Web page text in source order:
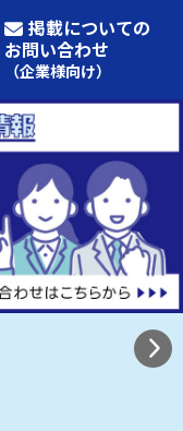
掲載についての
お問い合わせ
（企業様向け）